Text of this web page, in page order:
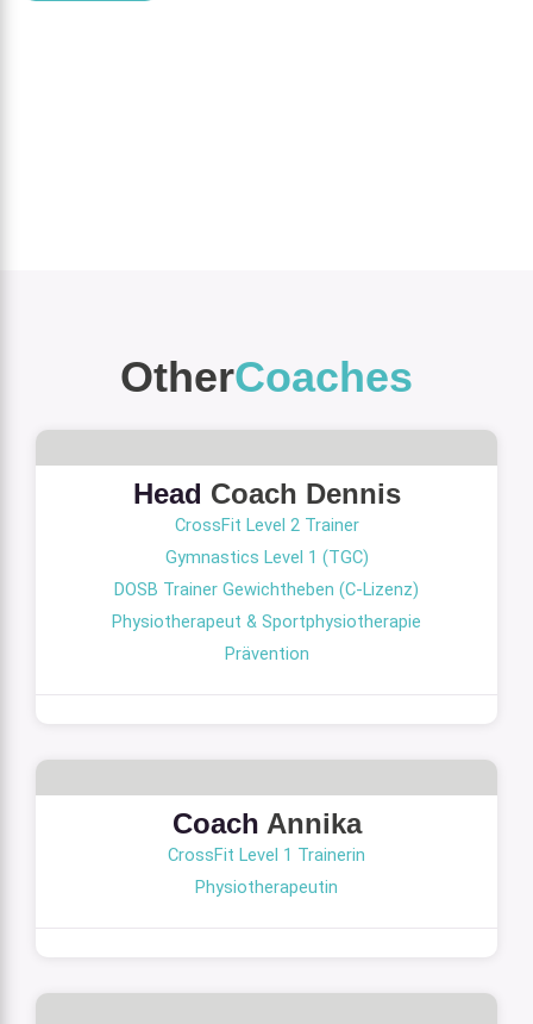
OtherCoaches
Head Coach Dennis
CrossFit Level 2 Trainer
Gymnastics Level 1 (TGC)
DOSB Trainer Gewichtheben (C-Lizenz)
Physiotherapeut & Sportphysiotherapie
Prävention
Coach Annika
CrossFit Level 1 Trainerin
Physiotherapeutin